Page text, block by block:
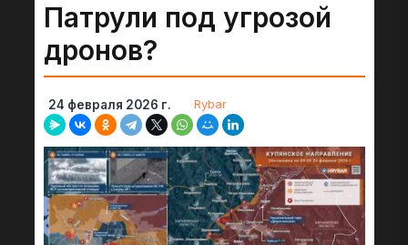
Патрули под угрозой
дронов?
24 февраля 2026 г. Rybar